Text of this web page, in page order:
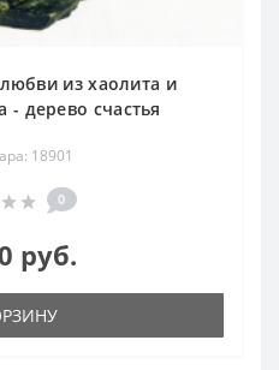
из хаолита и
- дерево счастья
18901
0
руб.